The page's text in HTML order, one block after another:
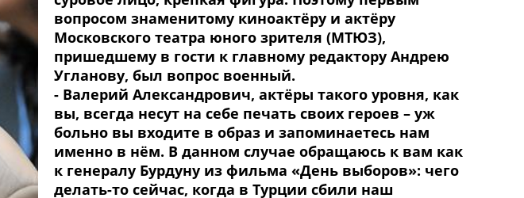
вопросом знаменитому киноактёру и актёру
Московского театра юного зрителя (МТЮЗ),
пришедшему в гости к главному редактору Андрею
Угланову, был вопрос военный.
- Валерий Александрович, актёры такого уровня, как
вы, всегда несут на себе печать своих героев – уж
больно вы входите в образ и запоминаетесь нам
именно в нём. В данном случае обращаюсь к вам как
к генералу Бурдуну из фильма «День выборов»: чего
делать-то сейчас, когда в Турции сбили наш